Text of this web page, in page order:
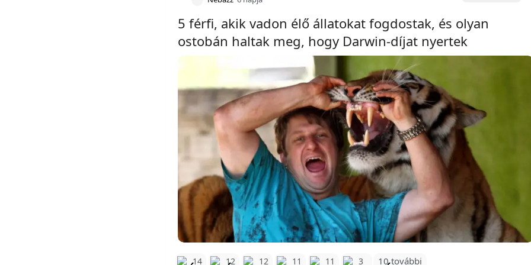
5 férfi, akik vadon élő állatokat fogdostak, és olyan
ostobán haltak meg, hogy Darwin-díjat nyertek
14 12 12 11 11 3 10 további